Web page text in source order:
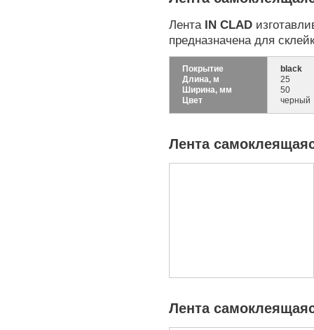
Лента IN CLAD
предназначена для
Покрытие
Длина, м
Ширина, мм
Цвет
black
25
50
черный
Лента
Лента